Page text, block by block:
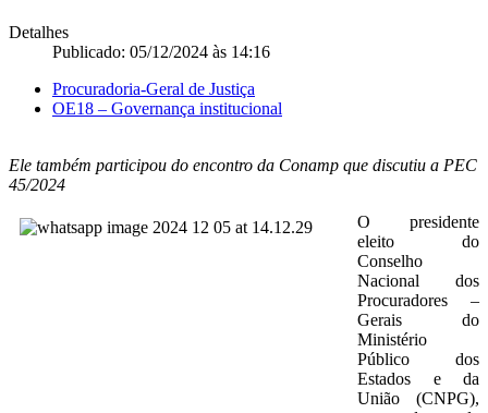
Detalhes
Publicado: 05/12/2024 às 14:16
Procuradoria-Geral de Justiça
OE18 – Governança institucional
Ele também participou do encontro da Conamp que discutiu a PEC
45/2024
O presidente
eleito do
Conselho
Nacional dos
Procuradores –
Gerais do
Ministério
Público dos
Estados e da
União (CNPG),